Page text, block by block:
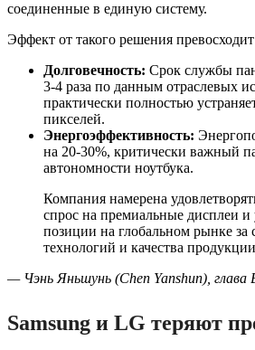
соединенные в единую систему.
Эффект от такого решения
Долговечность: Срок службы
3-4 раза по данным отраслевых
практически полностью
пикселей.
Энергоэффективность:
на 20-30%, критически важный
автономности ноутбука.
Компания намерена
спрос на премиальные дисплеи и
позиции на глобальном рынке за
технологий и качества
— Чэнь Яньшунь (Chen Yanshun), глава
Samsung и LG теряют